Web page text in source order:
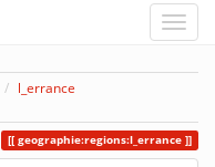
l_errance
geographie:regions:l_errance